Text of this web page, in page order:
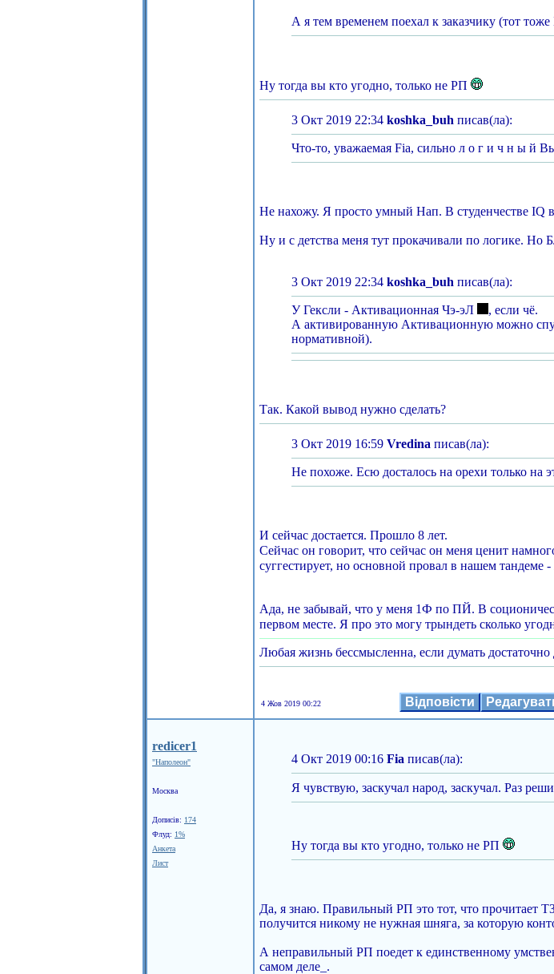
А я тем временем поехал к заказчику (тот тоже
Ну тогда вы кто угодно, только не РП
3 Окт 2019 22:34 koshka_buh писав(ла):
Что-то, уважаемая Fia, сильно л о г и ч н ы й
Не нахожу. Я просто умный Нап. В студенчестве IQ
Ну и с детства меня тут прокачивали по логике.
3 Окт 2019 22:34 koshka_buh писав(ла):
У Гексли - Активационная Чэ-эЛ
, если чё.
А активированную Активационную можно
нормативной).
Так. Какой вывод нужно сделать?
3 Окт 2019 16:59 Vredina писав(ла):
Не похоже. Есю досталось на орехи только на
И сейчас достается. Прошло 8 лет.
Сейчас он говорит, что сейчас он меня ценит
суггестирует, но основной провал в нашем тандеме
Ада, не забывай, что у меня 1Ф по ПЙ. В
первом месте. Я про это могу трындеть сколько
Любая жизнь бессмысленна, если думать достаточно
4 Жов 2019 00:22 Відповісти
redicer1
"Наполеон"
Москва
Дописів: 174
Флуд: 1%
Анкета
Лист
4 Окт 2019 00:16 Fia писав(ла):
Я чувствую, заскучал народ, заскучал. Раз
Ну тогда вы кто угодно, только не РП
Да, я знаю. Правильный РП это тот, что прочитает
получится никому не нужная шняга, за которую
А неправильный РП поедет к единственному
самом деле_.